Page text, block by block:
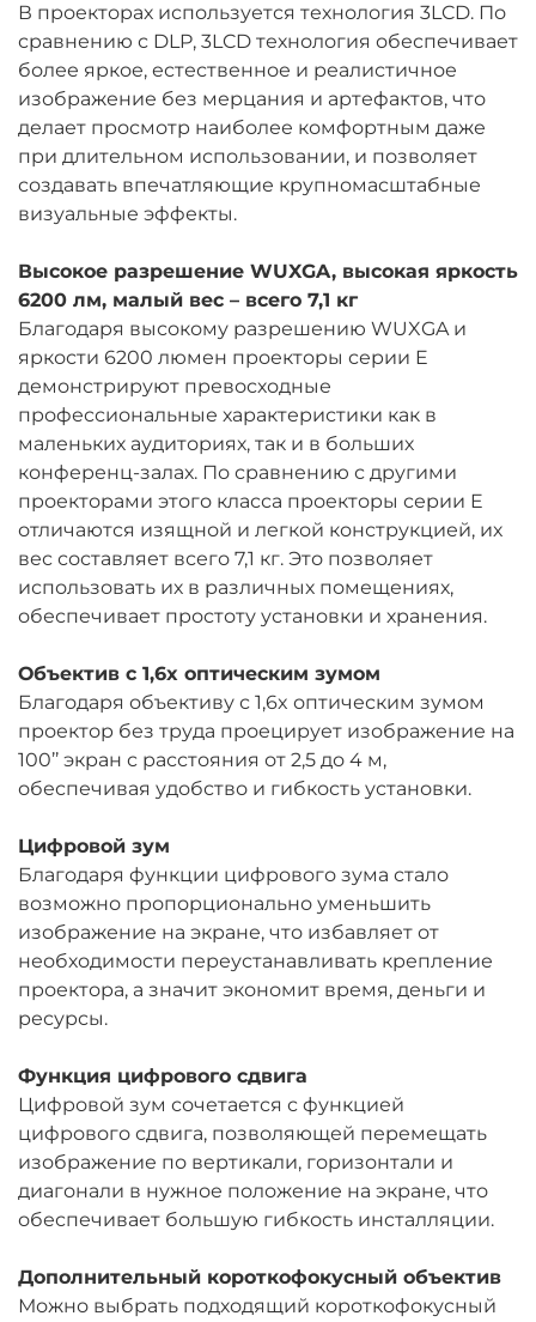
В проекторах используется технология 3LCD. По
сравнению с DLP, 3LCD технология обеспечивает
более яркое, естественное и реалистичное
изображение без мерцания и артефактов, что
делает просмотр наиболее комфортным даже
при длительном использовании, и позволяет
создавать впечатляющие крупномасштабные
визуальные эффекты.
Высокое разрешение WUXGA, высокая яркость
6200 лм, малый вес – всего 7,1 кг
Благодаря высокому разрешению WUXGA и
яркости 6200 люмен проекторы серии E
демонстрируют превосходные
профессиональные характеристики как в
маленьких аудиториях, так и в больших
конференц-залах. По сравнению с другими
проекторами этого класса проекторы серии E
отличаются изящной и легкой конструкцией, их
вес составляет всего 7,1 кг. Это позволяет
использовать их в различных помещениях,
обеспечивает простоту установки и хранения.
Объектив с 1,6x оптическим зумом
Благодаря объективу с 1,6x оптическим зумом
проектор без труда проецирует изображение на
100’’ экран с расстояния от 2,5 до 4 м,
обеспечивая удобство и гибкость установки.
Цифровой зум
Благодаря функции цифрового зума стало
возможно пропорционально уменьшить
изображение на экране, что избавляет от
необходимости переустанавливать крепление
проектора, а значит экономит время, деньги и
ресурсы.
Функция цифрового сдвига
Цифровой зум сочетается с функцией
цифрового сдвига, позволяющей перемещать
изображение по вертикали, горизонтали и
диагонали в нужное положение на экране, что
обеспечивает большую гибкость инсталляции.
Дополнительный короткофокусный объектив
Можно выбрать подходящий короткофокусный